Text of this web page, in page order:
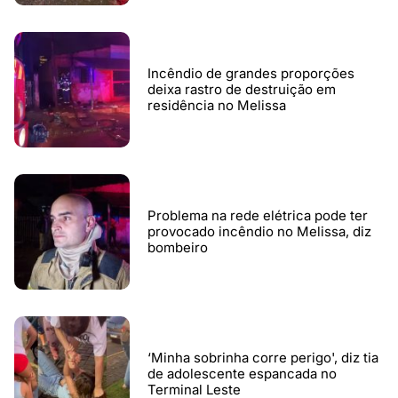
Incêndio de grandes proporções
deixa rastro de destruição em
residência no Melissa
Problema na rede elétrica pode ter
provocado incêndio no Melissa, diz
bombeiro
‘Minha sobrinha corre perigo', diz tia
de adolescente espancada no
Terminal Leste